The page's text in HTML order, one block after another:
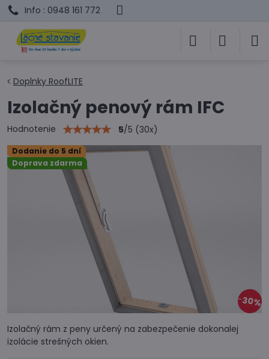
Info : 0948 161 772
Dodanie do 5 dní
Doprava zdarma
30%
Doplnky RoofLITE
Izolačný penový rám IFC
Hodnotenie 5/5 (30x)
Izolačný rám z peny určený na zabezpečenie dokonalej
izolácie strešných okien.